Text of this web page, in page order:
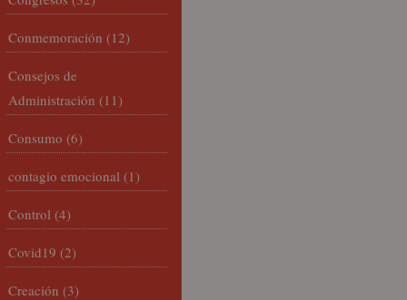
Conmemoración (12)
Consejos de
Administración (11)
Consumo (6)
contagio emocional (1)
Control (4)
Covid19 (2)
Creación (3)